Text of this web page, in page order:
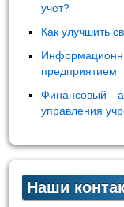
учет?
Как улучшить
предприятием
Финансовый
управления
Наши